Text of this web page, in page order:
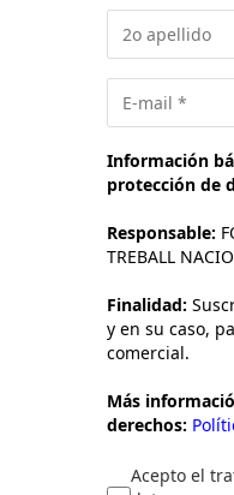
Información
protección de
Responsable:
TREBALL
Finalidad:
y en su caso,
comercial.
Más
derechos:
Acepto el